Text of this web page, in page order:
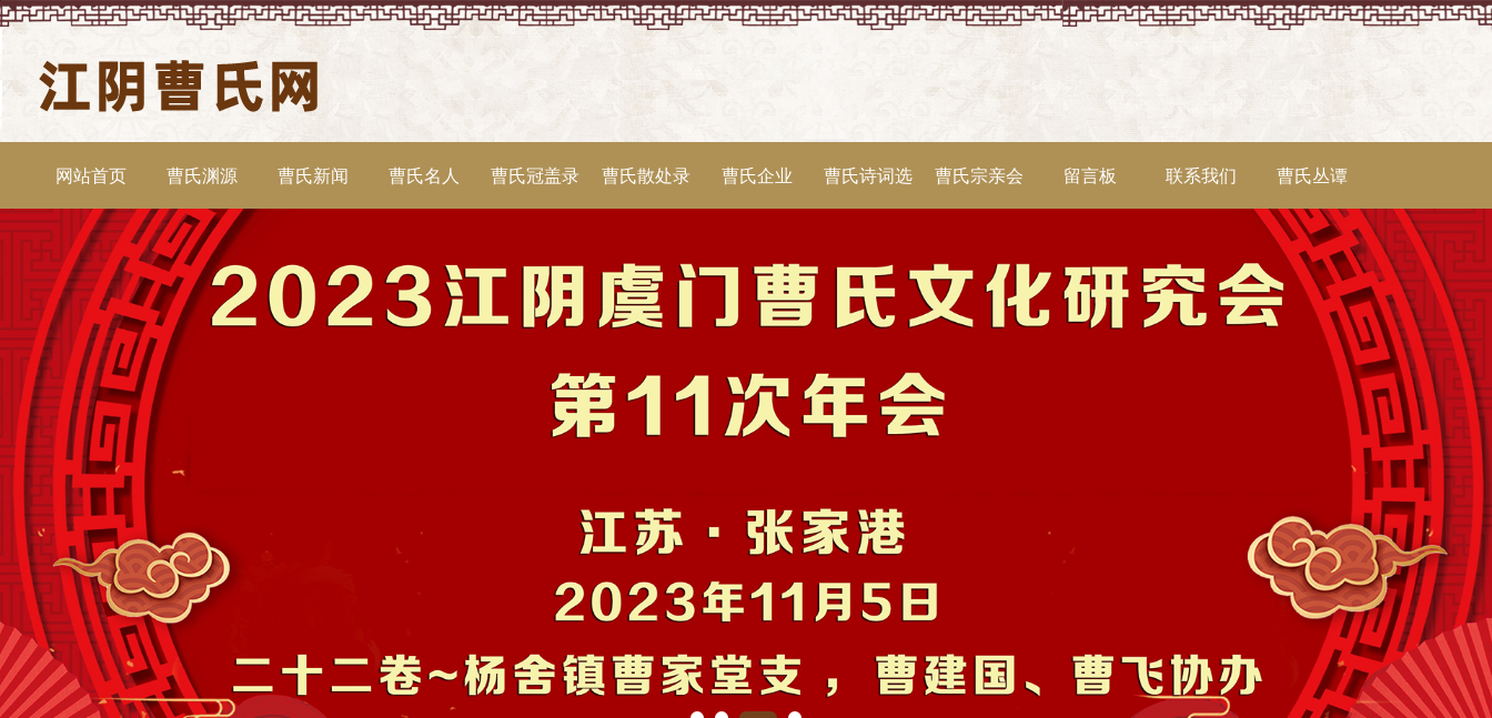
网站首页 曹氏渊源 曹氏新闻 曹氏名人 曹氏冠盖录 曹氏散处录 曹氏企业 曹氏诗词选 曹氏宗亲会 留言板 联系我们 曹氏丛谭